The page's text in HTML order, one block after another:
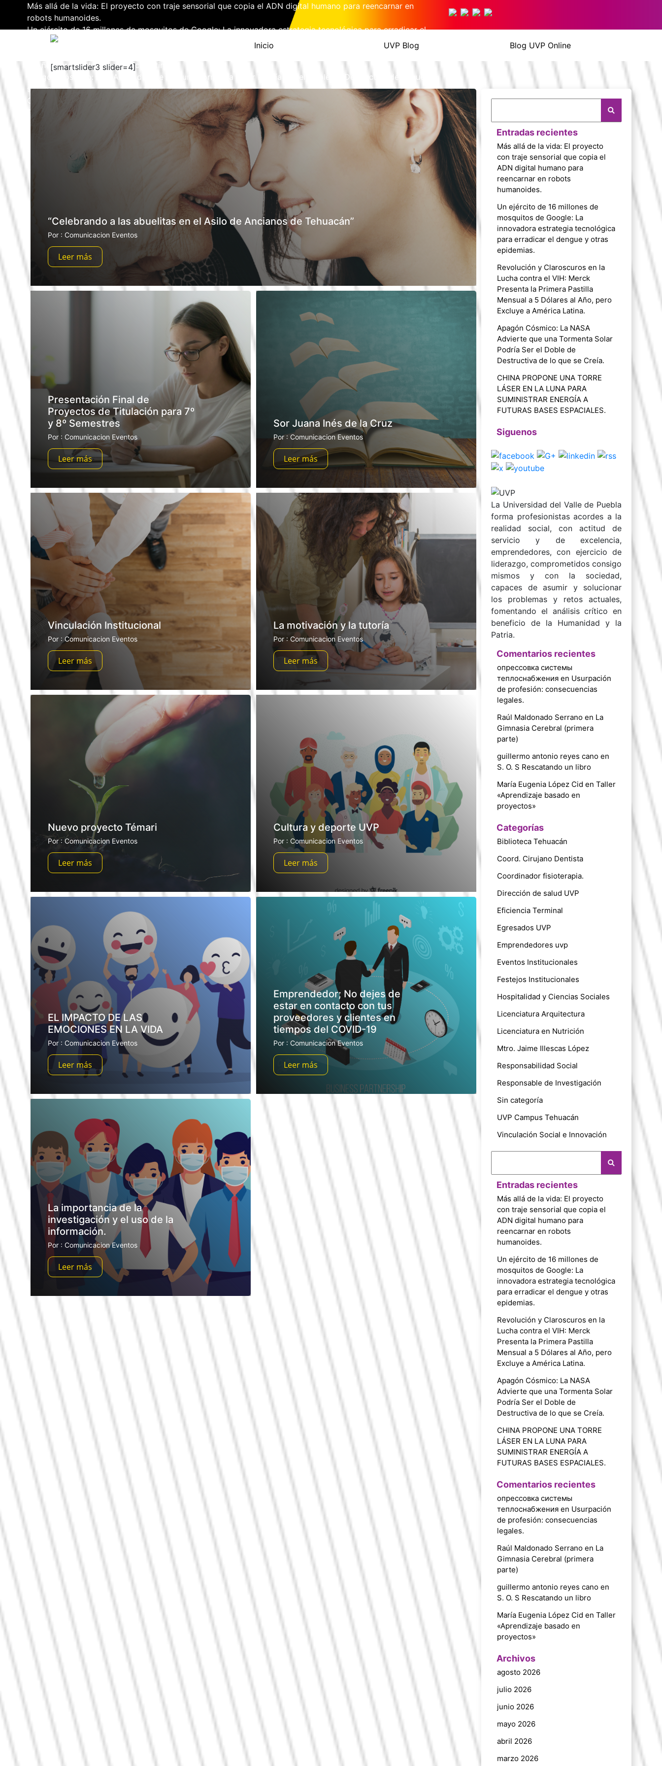
Más allá de la vida: El proyecto con traje sensorial que copia el ADN digital humano para reencarnar en
robots humanoides.
Un ejército de 16 millones de mosquitos de Google: La innovadora estrategia tecnológica para erradicar el
dengue y otras epidemias.
Revolución y Claroscuros en la Lucha contra el VIH: Merck Presenta la Primera Pastilla Mensual a 5 Dólares
al Año, pero Excluye a América Latina.
Apagón Cósmico: La NASA Advierte que una Tormenta Solar Podría Ser el Doble de Destructiva de lo que
se Creía.
CHINA PROPONE UNA TORRE LÁSER EN LA LUNA PARA SUMINISTRAR ENERGÍA A FUTURAS BASES
ESPACIALES.
Inicio UVP Blog Blog UVP Online
[smartslider3 slider=4]
“Celebrando a las abuelitas en el Asilo de Ancianos de Tehuacán”
Por : Comunicacion Eventos
Leer más
Presentación Final de
Proyectos de Titulación para 7º
y 8º Semestres
Por : Comunicacion Eventos
Leer más
Sor Juana Inés de la Cruz
Por : Comunicacion Eventos
Leer más
Vinculación Institucional
Por : Comunicacion Eventos
Leer más
La motivación y la tutoría
Por : Comunicacion Eventos
Leer más
Nuevo proyecto Témari
Por : Comunicacion Eventos
Leer más
Cultura y deporte UVP
Por : Comunicacion Eventos
Leer más
EL IMPACTO DE LAS
EMOCIONES EN LA VIDA
Por : Comunicacion Eventos
Leer más
Emprendedor; No dejes de
estar en contacto con tus
proveedores y clientes en
tiempos del COVID-19
Por : Comunicacion Eventos
Leer más
La importancia de la
investigación y el uso de la
información.
Por : Comunicacion Eventos
Leer más
Entradas recientes
Más allá de la vida: El proyecto
con traje sensorial que copia el
ADN digital humano para
reencarnar en robots
humanoides.
Un ejército de 16 millones de
mosquitos de Google: La
innovadora estrategia tecnológica
para erradicar el dengue y otras
epidemias.
Revolución y Claroscuros en la
Lucha contra el VIH: Merck
Presenta la Primera Pastilla
Mensual a 5 Dólares al Año, pero
Excluye a América Latina.
Apagón Cósmico: La NASA
Advierte que una Tormenta Solar
Podría Ser el Doble de
Destructiva de lo que se Creía.
CHINA PROPONE UNA TORRE
LÁSER EN LA LUNA PARA
SUMINISTRAR ENERGÍA A
FUTURAS BASES ESPACIALES.
Siguenos
La Universidad del Valle de Puebla
forma profesionistas acordes a la
realidad social, con actitud de
servicio y de excelencia,
emprendedores, con ejercicio de
liderazgo, comprometidos consigo
mismos y con la sociedad,
capaces de asumir y solucionar
los problemas y retos actuales,
fomentando el análisis crítico en
beneficio de la Humanidad y la
Patria.
Comentarios recientes
опрессовка системы
теплоснабжения en Usurpación
de profesión: consecuencias
legales.
Raúl Maldonado Serrano en La
Gimnasia Cerebral (primera
parte)
guillermo antonio reyes cano en
S. O. S Rescatando un libro
María Eugenia López Cid en Taller
«Aprendizaje basado en
proyectos»
Categorías
Biblioteca Tehuacán
Coord. Cirujano Dentista
Coordinador fisioterapia.
Dirección de salud UVP
Eficiencia Terminal
Egresados UVP
Emprendedores uvp
Eventos Institucionales
Festejos Institucionales
Hospitalidad y Ciencias Sociales
Licenciatura Arquitectura
Licenciatura en Nutrición
Mtro. Jaime Illescas López
Responsabilidad Social
Responsable de Investigación
Sin categoría
UVP Campus Tehuacán
Vinculación Social e Innovación
Entradas recientes
Más allá de la vida: El proyecto
con traje sensorial que copia el
ADN digital humano para
reencarnar en robots
humanoides.
Un ejército de 16 millones de
mosquitos de Google: La
innovadora estrategia tecnológica
para erradicar el dengue y otras
epidemias.
Revolución y Claroscuros en la
Lucha contra el VIH: Merck
Presenta la Primera Pastilla
Mensual a 5 Dólares al Año, pero
Excluye a América Latina.
Apagón Cósmico: La NASA
Advierte que una Tormenta Solar
Podría Ser el Doble de
Destructiva de lo que se Creía.
CHINA PROPONE UNA TORRE
LÁSER EN LA LUNA PARA
SUMINISTRAR ENERGÍA A
FUTURAS BASES ESPACIALES.
Comentarios recientes
опрессовка системы
теплоснабжения en Usurpación
de profesión: consecuencias
legales.
Raúl Maldonado Serrano en La
Gimnasia Cerebral (primera
parte)
guillermo antonio reyes cano en
S. O. S Rescatando un libro
María Eugenia López Cid en Taller
«Aprendizaje basado en
proyectos»
Archivos
agosto 2026
julio 2026
junio 2026
mayo 2026
abril 2026
marzo 2026